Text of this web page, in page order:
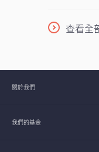
着半導體愈
緒的人工智
查看全
關於我們
我們的基金